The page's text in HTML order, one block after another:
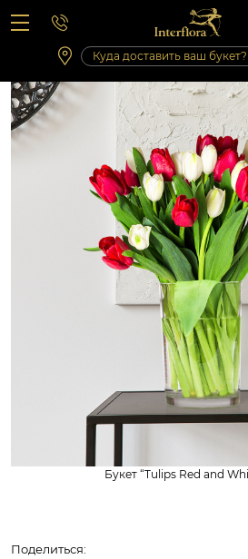
Вопросы-ответы
Сб 10:00 ‐ 14:00
Выходные и праздничные дни
Букет “Tulips Red and
Поделиться: